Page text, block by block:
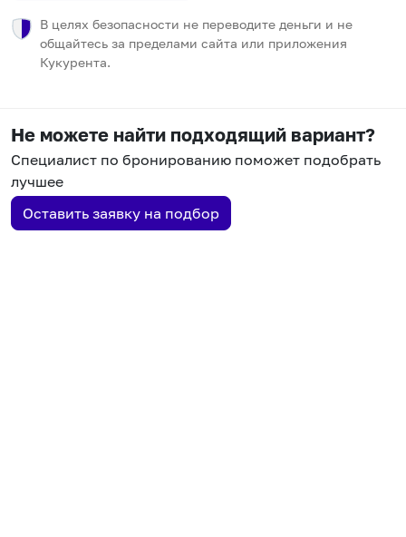
В целях безопасности не переводите деньги и не
общайтесь за пределами сайта или приложения
Кукурента.
Не можете найти подходящий вариант?
Специалист по бронированию поможет подобрать
лучшее
Оставить заявку на подбор